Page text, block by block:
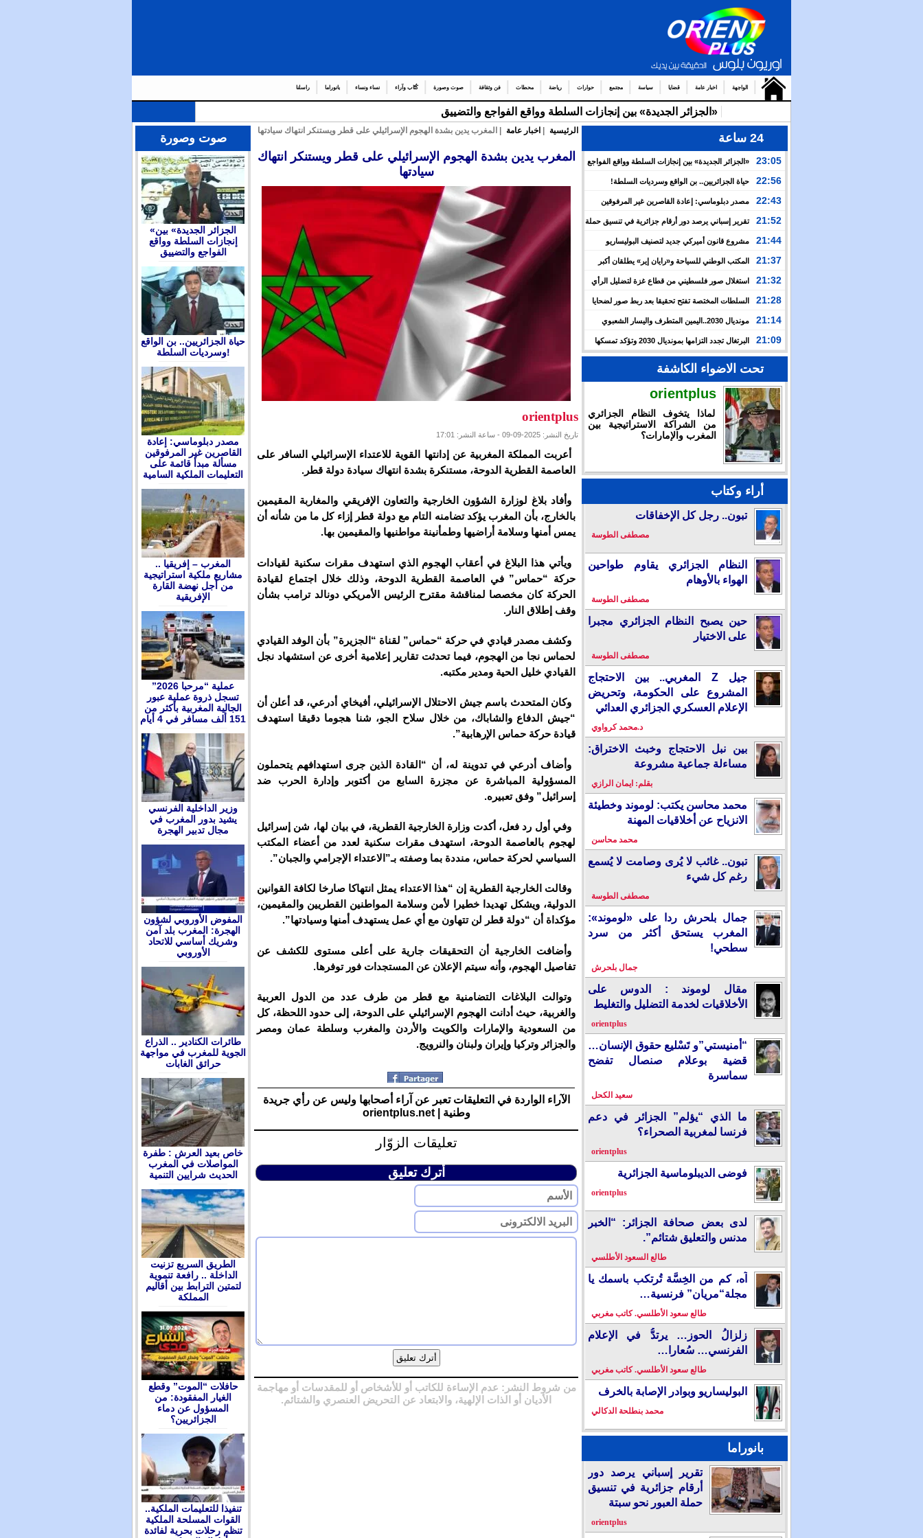
الواجهة اخبار عامة قضايا سياسة مجتمع حوارات رياضة محطات فن وثقافة صوت وصورة كُتّاب وآراء نساء ونساء بانوراما راسلنا
«الجزائر الجديدة» بين إنجازات السلطة وواقع الفواجع والتضييق
24 ساعة
23:05
«الجزائر الجديدة» بين إنجازات السلطة وواقع الفواجع
والتضييق
22:56 حياة الجزائريين.. بن الواقع وسرديات السلطة!
22:43
مصدر دبلوماسي: إعادة القاصرين غير المرفوقين
مسألة مبدأ قائمة على التعليمات الملكية السامية
21:52
تقرير إسباني يرصد دور أرقام جزائرية في تنسيق حملة
العبور نحو سبتة
21:44
مشروع قانون أميركي جديد لتصنيف البوليساريو
منظمة إرهابية
21:37
المكتب الوطني للسياحة و«رايان إير» يطلقان أكبر
برنامج جوي شتوي نحو المغرب
21:32
استغلال صور فلسطيني من قطاع غزة لتضليل الرأي
العام بشأن أحداث سبتة
21:28
السلطات المختصة تفتح تحقيقا بعد ربط صور لضحايا
حرب غزة بأحداث سبتة
21:14
مونديال 2030..اليمين المتطرف واليسار الشعبوي
يوظفان الهجرة لاستهداف المغرب
21:09
البرتغال تجدد التزامها بمونديال 2030 وتؤكد تمسكها
بالشراكة مع المغرب وإسبانيا
تحت الاضواء الكاشفة
orientplus
لماذا يتخوف النظام الجزائري
من الشراكة الاستراتيجية بين
المغرب والإمارات؟
أراء وكتاب
تبون.. رجل كل الإخفاقات
مصطفى الطوسة
النظام الجزائري يقاوم طواحين
الهواء بالأوهام
مصطفى الطوسة
حين يصبح النظام الجزائري مجبرا
على الاختيار
مصطفى الطوسة
جيل Z المغربي.. بين الاحتجاج
المشروع على الحكومة، وتحريض
الإعلام العسكري الجزائري العدائي
د.محمد كرواوي
بين نبل الاحتجاج وخبث الاختراق:
مساءلة جماعية مشروعة
بقلم: ايمان الرازي
محمد محاسن يكتب: لوموند وخطيئة
الانزياح عن أخلاقيات المهنة
محمد محاسن
تبون.. غائب لا يُرى وصامت لا يُسمع
رغم كل شيء
مصطفى الطوسة
جمال بلحرش ردا على «لوموند»:
المغرب يستحق أكثر من سرد
سطحي!
جمال بلحرش
مقال لوموند : الدوس على
الأخلاقيات لخدمة التضليل والتغليط
orientplus
“أمنيستي”و تَسْليع حقوق الإنسان…
قضية بوعلام صنصال تفضح
سماسرة
سعيد الكحل
ما الذي “يؤلم” الجزائر في دعم
فرنسا لمغربية الصحراء؟
orientplus
فوضى الديبلوماسية الجزائرية
orientplus
لدى بعض صحافة الجزائر: “الخبر
مدنس والتعليق شتائم”.
طالع السعود الأطلسي
آه، كم من الخِسَّة تُرتكب باسمك يا
مجلة“مريان” فرنسية…
طالع سعود الأطلسي. كاتب مغربي
زلزالُ الحوز… يرتدُّ في الإعلام
الفرنسي… سُعارا…
طالع سعود الأطلسي. كاتب مغربي
البوليساريو وبوادر الإصابة بالخرف
محمد بنطلحة الدكالي
بانوراما
تقرير إسباني يرصد دور
أرقام جزائرية في تنسيق
حملة العبور نحو سبتة
orientplus
الرئيسية اخبار عامة | المغرب يدين بشدة الهجوم الإسرائيلي على قطر ويستنكر انتهاك سيادتها
المغرب يدين بشدة الهجوم الإسرائيلي على قطر ويستنكر انتهاك
سيادتها
orientplus
تاريخ النشر: 2025-09-09 - ساعة النشر: 17:01
أعربت المملكة المغربية عن إدانتها القوية للاعتداء الإسرائيلي السافر على
العاصمة القطرية الدوحة، مستنكرة بشدة انتهاك سيادة دولة قطر.
وأفاد بلاغ لوزارة الشؤون الخارجية والتعاون الإفريقي والمغاربة المقيمين
بالخارج، بأن المغرب يؤكد تضامنه التام مع دولة قطر إزاء كل ما من شأنه أن
يمس أمنها وسلامة أراضيها وطمأنينة مواطنيها والمقيمين بها.
ويأتي هذا البلاغ في أعقاب الهجوم الذي استهدف مقرات سكنية لقيادات
حركة “حماس” في العاصمة القطرية الدوحة، وذلك خلال اجتماع لقيادة
الحركة كان مخصصا لمناقشة مقترح الرئيس الأمريكي دونالد ترامب بشأن
وقف إطلاق النار.
وكشف مصدر قيادي في حركة “حماس” لقناة “الجزيرة” بأن الوفد القيادي
لحماس نجا من الهجوم، فيما تحدثت تقارير إعلامية أخرى عن استشهاد نجل
القيادي خليل الحية ومدير مكتبه.
وكان المتحدث باسم جيش الاحتلال الإسرائيلي، أفيخاي أدرعي، قد أعلن أن
“جيش الدفاع والشاباك، من خلال سلاح الجو، شنا هجوما دقيقا استهدف
قيادة حركة حماس الإرهابية”.
وأضاف أدرعي في تدوينة له، أن “القادة الذين جرى استهدافهم يتحملون
المسؤولية المباشرة عن مجزرة السابع من أكتوبر وإدارة الحرب ضد
إسرائيل” وفق تعبيره.
وفي أول رد فعل، أكدت وزارة الخارجية القطرية، في بيان لها، شن إسرائيل
لهجوم بالعاصمة الدوحة، استهدف مقرات سكنية لعدد من أعضاء المكتب
السياسي لحركة حماس، منددة بما وصفته بـ”الاعتداء الإجرامي والجبان”.
وقالت الخارجية القطرية إن “هذا الاعتداء يمثل انتهاكا صارخا لكافة القوانين
الدولية، ويشكل تهديدا خطيرا لأمن وسلامة المواطنين القطريين والمقيمين،
مؤكداة أن “دولة قطر لن تتهاون مع أي عمل يستهدف أمنها وسيادتها”.
وأضافت الخارجية أن التحقيقات جارية على أعلى مستوى للكشف عن
تفاصيل الهجوم، وأنه سيتم الإعلان عن المستجدات فور توفرها.
وتوالت البلاغات التضامنية مع قطر من طرف عدد من الدول العربية
والغربية، حيث أدانت الهجوم الإسرائيلي على الدوحة، إلى حدود اللحظة، كل
من السعودية والإمارات والكويت والأردن والمغرب وسلطة عمان ومصر
والجزائر وتركيا وإيران ولبنان والنرويج.
الآراء الواردة في التعليقات تعبر عن آراء أصحابها وليس عن رأي جريدة
وطنية | orientplus.net
تعليقات الزوّار
أترك تعليق
من شروط النشر: عدم الإساءة للكاتب أو للأشخاص أو للمقدسات أو مهاجمة
الأديان أو الذات الإلهية، والابتعاد عن التحريض العنصري والشتائم.
صوت وصورة
«الجزائر الجديدة» بين
إنجازات السلطة وواقع
الفواجع والتضييق
حياة الجزائريين.. بن الواقع
وسرديات السلطة!
مصدر دبلوماسي: إعادة
القاصرين غير المرفوقين
مسألة مبدأ قائمة على
التعليمات الملكية السامية
المغرب – إفريقيا ..
مشاريع ملكية استراتيجية
من أجل نهضة القارة
الإفريقية
عملية “مرحبا 2026”
تسجل ذروة عملية عبور
الجالية المغربية بأكثر من
151 ألف مسافر في 4 أيام
وزير الداخلية الفرنسي
يشيد بدور المغرب في
مجال تدبير الهجرة
المفوض الأوروبي لشؤون
الهجرة: المغرب بلد آمن
وشريك أساسي للاتحاد
الأوروبي
طائرات الكنادير .. الذراع
الجوية للمغرب في مواجهة
حرائق الغابات
ﺧﺎﺹ ﺑﻌﻴﺪ ﺍﻟﻌﺮﺵ : ﻃﻔﺮﺓ
ﺍﻟﻤﻮﺍﺻﻼﺕ ﻓﻲ ﺍﻟﻤﻐﺮﺏ
ﺍﻟﺤﺪﻳﺚ ﺷﺮﺍﻳﻴﻦ ﺍﻟﺘﻨﻤﻴﺔ
الطريق السريع تزنيت
الداخلة .. رافعة تنموية
لتمتين الترابط بين أقاليم
المملكة
حافلات “الموت” وقطع
الغيار المفقودة: من
المسؤول عن دماء
الجزائريين؟
تنفيذا للتعليمات الملكية..
القوات المسلحة الملكية
تنظم رحلات بحرية لفائدة